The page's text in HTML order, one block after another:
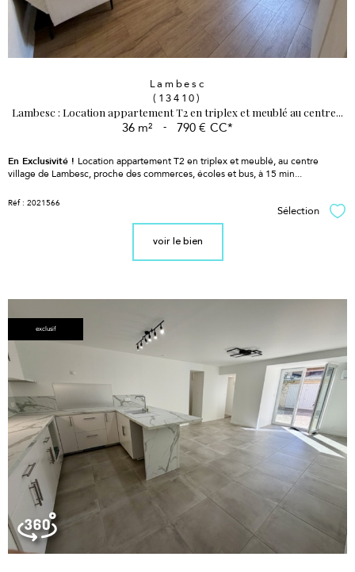
Lambesc
(13410)
Lambesc : Location appartement T2 en triplex et meublé au centre...
36 m² - 790 € CC*
En Exclusivité ! Location appartement T2 en triplex et meublé, au centre
village de Lambesc,proche des commerces, écoles et bus, à 15 min...
Réf : 2021566
Sélection
voir le bien
exclusif